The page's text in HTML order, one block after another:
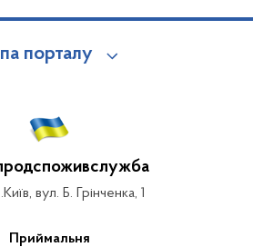
порталу
вул. Б. Грінченка, 1
Приймальня